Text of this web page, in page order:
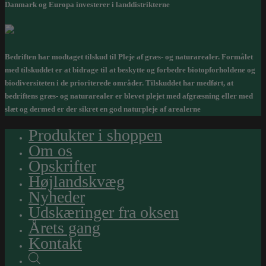
Danmark og Europa investerer i landdistrikterne
Bedriften har modtaget tilskud til Pleje af græs- og naturarealer. Formålet
med tilskuddet er at bidrage til at beskytte og forbedre biotopforholdene og
biodiversiteten i de prioriterede områder. Tilskuddet har medført, at
bedriftens græs- og naturarealer er blevet plejet med afgræsning eller med
slæt og dermed er der sikret en god naturpleje af arealerne
Produkter i shoppen
Om os
Opskrifter
Højlandskvæg
Nyheder
Udskæringer fra oksen
Årets gang
Kontakt